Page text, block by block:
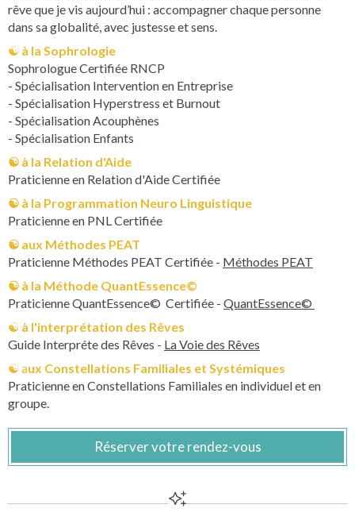
rêve que je vis aujourd’hui : accompagner chaque personne
dans sa globalité, avec justesse et sens.
☯︎ à la Sophrologie
Sophrologue Certifiée RNCP
- Spécialisation Intervention en Entreprise
- Spécialisation Hyperstress et Burnout
- Spécialisation Acouphènes
- Spécialisation Enfants
☯︎ à la Relation d'Aide
Praticienne en Relation d'Aide Certifiée
☯︎ à la Programmation Neuro Linguistique
Praticienne en PNL Certifiée
☯︎ aux Méthodes PEAT
Praticienne Méthodes PEAT Certifiée - Méthodes PEAT
☯︎​​​​​​​ ​​​​​​​​​​​​​​à la Méthode QuantEssence©
Praticienne QuantEssence© Certifiée - QuantEssence©
☯︎​​​​​​​ ​​​​​​​ à l'interprétation des Rêves
Guide Interpréte des Rêves - La Voie des Rêves
☯︎​​​​​​​​​​​​​​ ​​​​​​​​​​​​​​aux Constellations Familiales et Systémiques
Praticienne en Constellations Familiales en individuel et en
groupe.
Réserver votre rendez-vous